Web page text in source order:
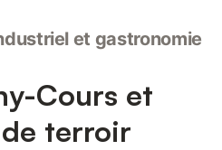
et gastronomie
Cours et
terroir